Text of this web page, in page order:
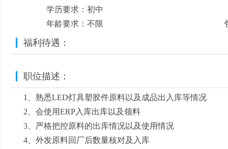
学历要求：初中
年龄要求：不限
福利待遇：
职位描述：
1、熟悉LED灯具塑胶件原料以及成品出入库等情况
2、会使用ERP入库出库以及领料
3、严格把控原料的出库情况以及使用情况
4、外发原料回厂后数量核对及入库